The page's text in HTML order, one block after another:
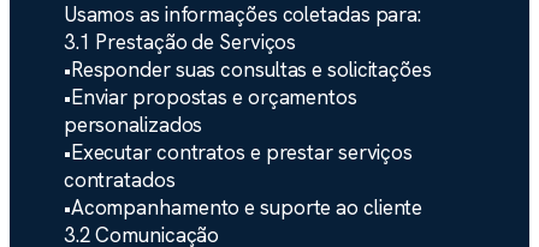
Usamos as informações coletadas para:
3.1 Prestação de Serviços
•Responder suas consultas e solicitações
•Enviar propostas e orçamentos
personalizados
•Executar contratos e prestar serviços
contratados
•Acompanhamento e suporte ao cliente
3.2 Comunicação